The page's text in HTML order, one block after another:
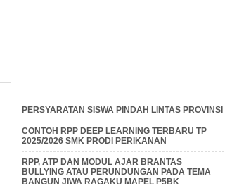
PERSYARATAN SISWA PINDAH LINTAS PROVINSI
CONTOH RPP DEEP LEARNING TERBARU TP
2025/2026 SMK PRODI PERIKANAN
RPP, ATP DAN MODUL AJAR BRANTAS
BULLYING ATAU PERUNDUNGAN PADA TEMA
BANGUN JIWA RAGAKU MAPEL P5BK